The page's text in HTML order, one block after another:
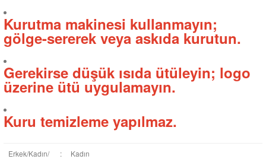
Kurutma makinesi kullanmayın;
gölge-sererek veya askıda kurutun.
Gerekirse düşük ısıda ütüleyin; logo
üzerine ütü uygulamayın.
Kuru temizleme yapılmaz.
Erkek/Kadın/
: Kadın